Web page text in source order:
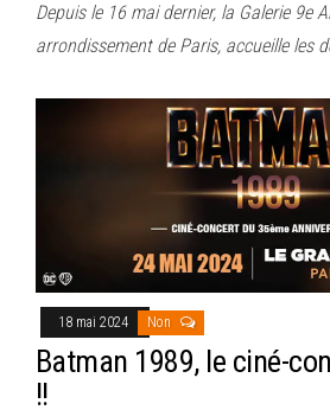
Depuis le 16 mai dernier, la Galerie 9e
arrondissement de Paris, accueille les
18 mai 2024 Non
Batman 1989, le ciné-
!!